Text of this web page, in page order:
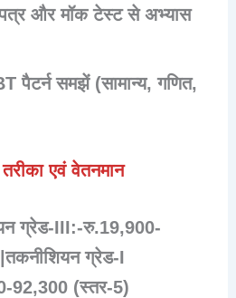
और मॉक टेस्ट से अभ्यास
समझें (सामान्य, गणित,
एवं वेतनमान
ग्रेड-III:-रु.19,900-
तकनीशियन ग्रेड-I
92,300 (स्तर-5)